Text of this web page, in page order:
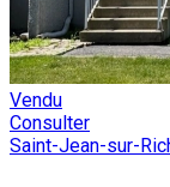
Vendu
Consulter
Saint-Jean-sur-